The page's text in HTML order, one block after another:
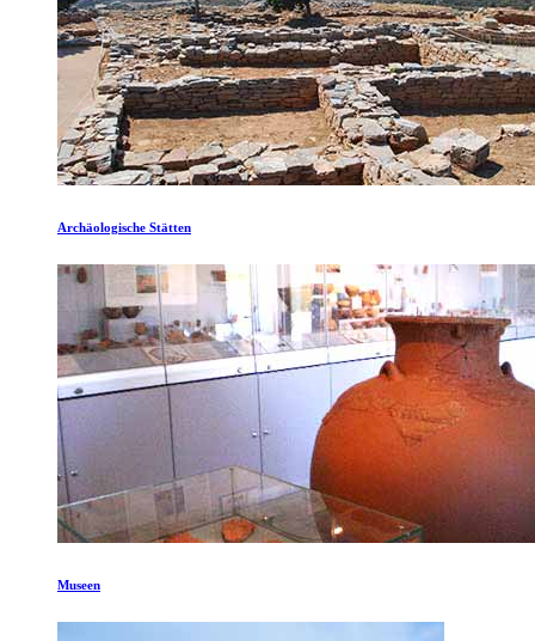
Archäologische Stätten
Museen